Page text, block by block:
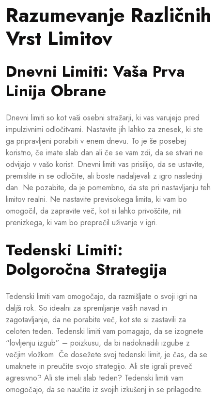
Razumevanje Različnih
Vrst Limitov
Dnevni Limiti: Vaša Prva
Linija Obrane
Dnevni limiti so kot vaši osebni stražarji, ki vas varujejo pred
impulzivnimi odločitvami. Nastavite jih lahko za znesek, ki ste
ga pripravljeni porabiti v enem dnevu. To je še posebej
koristno, če imate slab dan ali če se vam zdi, da se stvari ne
odvijajo v vašo korist. Dnevni limiti vas prisilijo, da se ustavite,
premislite in se odločite, ali boste nadaljevali z igro naslednji
dan. Ne pozabite, da je pomembno, da ste pri nastavljanju teh
limitov realni. Ne nastavite previsokega limita, ki vam bo
omogočil, da zapravite več, kot si lahko privoščite, niti
prenizkega, ki vam bo preprečil uživanje v igri.
Tedenski Limiti:
Dolgoročna Strategija
Tedenski limiti vam omogočajo, da razmišljate o svoji igri na
daljši rok. So idealni za spremljanje vaših navad in
zagotavljanje, da ne porabite več, kot ste si zastavili za
celoten teden. Tedenski limiti vam pomagajo, da se izognete
“lovljenju izgub” – poizkusu, da bi nadoknadili izgube z
večjim vložkom. Če dosežete svoj tedenski limit, je čas, da se
umaknete in preučite svojo strategijo. Ali ste igrali preveč
agresivno? Ali ste imeli slab teden? Tedenski limiti vam
omogočajo, da se naučite iz svojih izkušenj in se prilagodite.